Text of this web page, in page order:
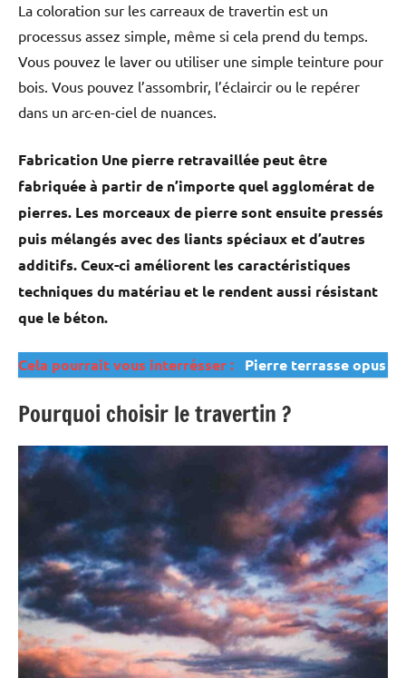
La coloration sur les carreaux de travertin est un
processus assez simple, même si cela prend du temps.
Vous pouvez le laver ou utiliser une simple teinture pour
bois. Vous pouvez l’assombrir, l’éclaircir ou le repérer
dans un arc-en-ciel de nuances.
Fabrication Une pierre retravaillée peut être
fabriquée à partir de n’importe quel agglomérat de
pierres. Les morceaux de pierre sont ensuite pressés
puis mélangés avec des liants spéciaux et d’autres
additifs. Ceux-ci améliorent les caractéristiques
techniques du matériau et le rendent aussi résistant
que le béton.
Cela pourrait vous interrésser : Pierre terrasse opus
Pourquoi choisir le travertin ?